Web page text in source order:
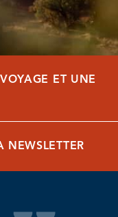
ET UNE
NEWSLETTER